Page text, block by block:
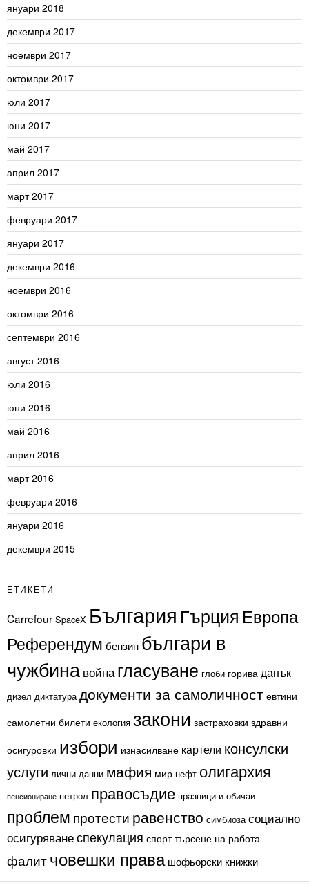
януари 2018
декември 2017
ноември 2017
октомври 2017
юли 2017
юни 2017
май 2017
април 2017
март 2017
февруари 2017
януари 2017
декември 2016
ноември 2016
октомври 2016
септември 2016
август 2016
юли 2016
юни 2016
май 2016
април 2016
март 2016
февруари 2016
януари 2016
декември 2015
ЕТИКЕТИ
Carrefour SpaceX България Гърция Европа
Референдум бензин българи в
чужбина война гласуване глоби горива данък
дизел диктатура документи за самоличност евтини
самолетни билети екология закони застраховки здравни
осигуровки избори изнасилване картели консулски
услуги лични данни мафия мир нефт олигархия
пенсиониране петрол правосъдие празници и обичаи
проблем протести равенство симбиоза социално
осигуряванеспекулация спорт търсене на работа
фалитчовешки права шофьорски книжки